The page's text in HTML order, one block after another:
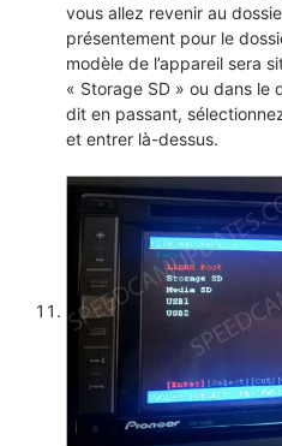
vous allez revenir au
présentement pour le
modèle de l’appareil sera
« Storage SD » ou dans le
dit en passant,
et entrer là-dessus.